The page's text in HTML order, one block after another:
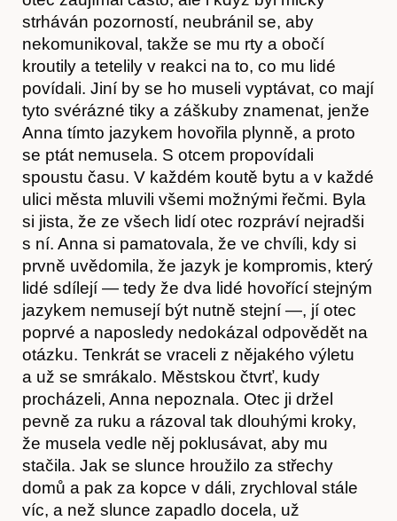
O nás
strháván pozorností, neubránil se, aby
nekomunikoval, takže se mu rty a obočí
kroutily a tetelily v reakci na to, co mu lidé
povídali. Jiní by se ho museli vyptávat, co mají
tyto svérázné tiky a záškuby znamenat, jenže
Anna tímto jazykem hovořila plynně, a proto
se ptát nemusela. S otcem propovídali
spoustu času. V každém koutě bytu a v každé
ulici města mluvili všemi možnými řečmi. Byla
si jista, že ze všech lidí otec rozpráví nejradši
s ní. Anna si pamatovala, že ve chvíli, kdy si
prvně uvědomila, že jazyk je kompromis, který
lidé sdílejí — tedy že dva lidé hovořící stejným
jazykem nemusejí být nutně stejní —, jí otec
poprvé a naposledy nedokázal odpovědět na
otázku. Tenkrát se vraceli z nějakého výletu
a už se smrákalo. Městskou čtvrť, kudy
procházeli, Anna nepoznala. Otec ji držel
pevně za ruku a rázoval tak dlouhými kroky,
že musela vedle něj poklusávat, aby mu
stačila. Jak se slunce hroužilo za střechy
domů a pak za kopce v dáli, zrychloval stále
víc, a než slunce zapadlo docela, už